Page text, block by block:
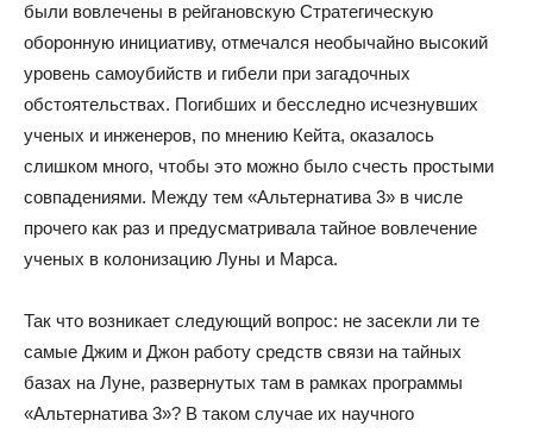
были вовлечены в рейгановскую Стратегическую
оборонную инициативу, отмечался необычайно высокий
уровень самоубийств и гибели при загадочных
обстоятельствах. Погибших и бесследно исчезнувших
ученых и инженеров, по мнению Кейта, оказалось
слишком много, чтобы это можно было счесть простыми
совпадениями. Между тем «Альтернатива 3» в числе
прочего как раз и предусматривала тайное вовлечение
ученых в колонизацию Луны и Марса.
Так что возникает следующий вопрос: не засекли ли те
самые Джим и Джон работу средств связи на тайных
базах на Луне, развернутых там в рамках программы
«Альтернатива 3»? В таком случае их научного